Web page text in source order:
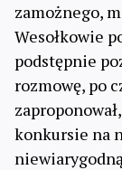
zamożnego,
Wesołkowie
podstępnie
rozmowę, po
konkursie na